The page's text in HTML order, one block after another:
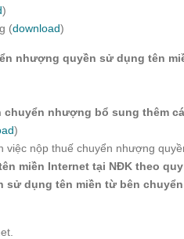
)
(download)
nhượng quyền sử dụng tên
nhượng bổ sung thêm
)
nộp thuế chuyển nhượng
miền Internet tại NĐK theo
dụng tên miền từ bên